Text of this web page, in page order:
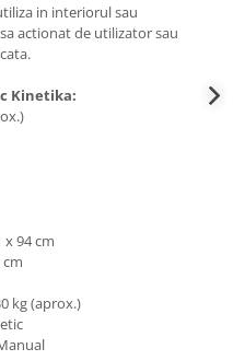
in interiorul sau
actionat de utilizator sau
Kinetika:
94 cm
kg (aprox.)